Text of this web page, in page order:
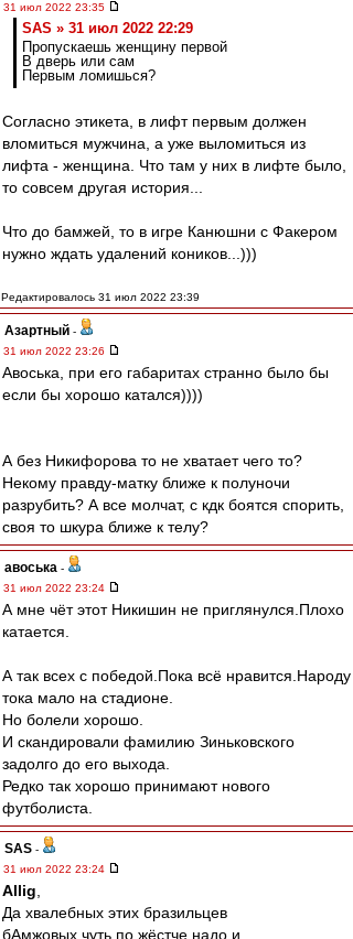
31 июл 2022 23:35
SAS » 31 июл 2022 22:29
Пропускаешь женщину первой
В дверь или сам
Первым ломишься?
Согласно этикета, в лифт первым должен
вломиться мужчина, а уже выломиться из
лифта - женщина. Что там у них в лифте было,
то совсем другая история...
Что до бамжей, то в игре Канюшни с Факером
нужно ждать удалений коников...)))
Редактировалось 31 июл 2022 23:39
Азартный -
31 июл 2022 23:26
Авоська, при его габаритах странно было бы
если бы хорошо катался))))
А без Никифорова то не хватает чего то?
Некому правду-матку ближе к полуночи
разрубить? А все молчат, с кдк боятся спорить,
своя то шкура ближе к телу?
авоська -
31 июл 2022 23:24
А мне чёт этот Никишин не приглянулся.Плохо
катается.
А так всех с победой.Пока всё нравится.Народу
тока мало на стадионе.
Но болели хорошо.
И скандировали фамилию Зиньковского
задолго до его выхода.
Редко так хорошо принимают нового
футболиста.
SAS -
31 июл 2022 23:24
Allig
Да хвалебных этих бразильцев
бАмжовых чуть по жёстче надо и